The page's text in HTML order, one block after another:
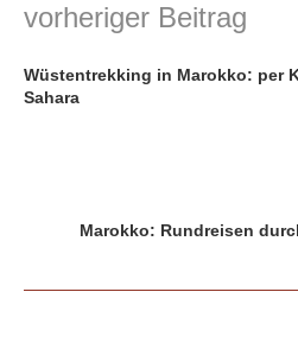
vorheriger Beitrag
Wüstentrekking in Marokko: per
Sahara
Marokko: Rundreisen